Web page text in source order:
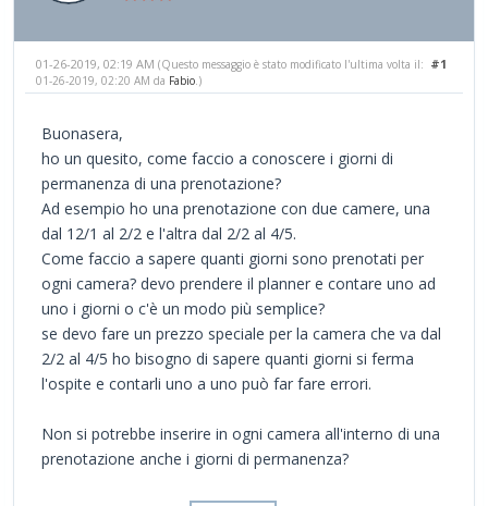
#1
01-26-2019, 02:19 AM (Questo messaggio è stato modificato l'ultima volta il:
01-26-2019, 02:20 AM da Fabio .)
Buonasera,
ho un quesito, come faccio a conoscere i giorni di
permanenza di una prenotazione?
Ad esempio ho una prenotazione con due camere, una
dal 12/1 al 2/2 e l'altra dal 2/2 al 4/5.
Come faccio a sapere quanti giorni sono prenotati per
ogni camera? devo prendere il planner e contare uno ad
uno i giorni o c'è un modo più semplice?
se devo fare un prezzo speciale per la camera che va dal
2/2 al 4/5 ho bisogno di sapere quanti giorni si ferma
l'ospite e contarli uno a uno può far fare errori.
Non si potrebbe inserire in ogni camera all'interno di una
prenotazione anche i giorni di permanenza?